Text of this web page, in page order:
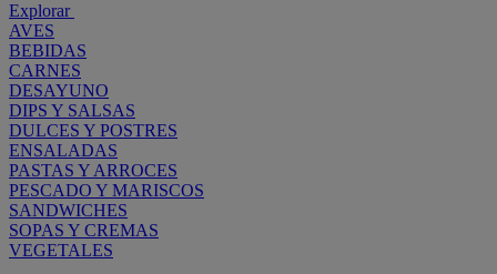
Explorar
AVES
BEBIDAS
CARNES
DESAYUNO
DIPS Y SALSAS
DULCES Y POSTRES
ENSALADAS
PASTAS Y ARROCES
PESCADO Y MARISCOS
SANDWICHES
SOPAS Y CREMAS
VEGETALES